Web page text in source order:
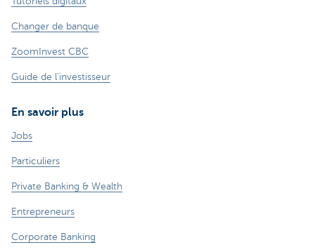
Changer de banque
ZoomInvest CBC
Guide de l'investisseur
En savoir plus
Jobs
Particuliers
Private Banking & Wealth
Entrepreneurs
Corporate Banking